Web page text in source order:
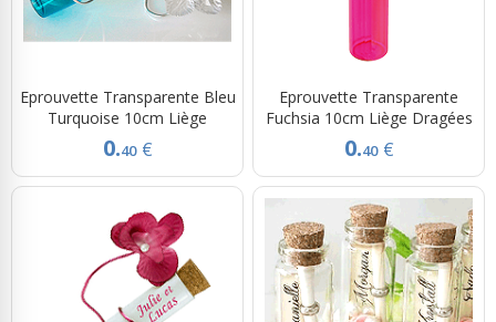
Eprouvette Transparente Bleu
Turquoise 10cm Liège
0.40 €
Eprouvette Transparente
Fuchsia 10cm Liège Dragées
0.40 €